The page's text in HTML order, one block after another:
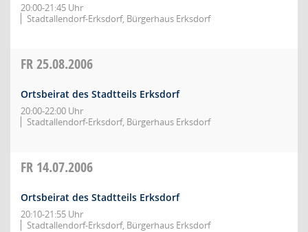
20:00-21:45 Uhr
Stadtallendorf-Erksdorf, Bürgerhaus Erksdorf
FR25.08.2006
Ortsbeirat des Stadtteils Erksdorf
20:00-22:00 Uhr
Stadtallendorf-Erksdorf, Bürgerhaus Erksdorf
FR 14.07.2006
Ortsbeirat des Stadtteils Erksdorf
20:10-21:55 Uhr
Stadtallendorf-Erksdorf, Bürgerhaus Erksdorf